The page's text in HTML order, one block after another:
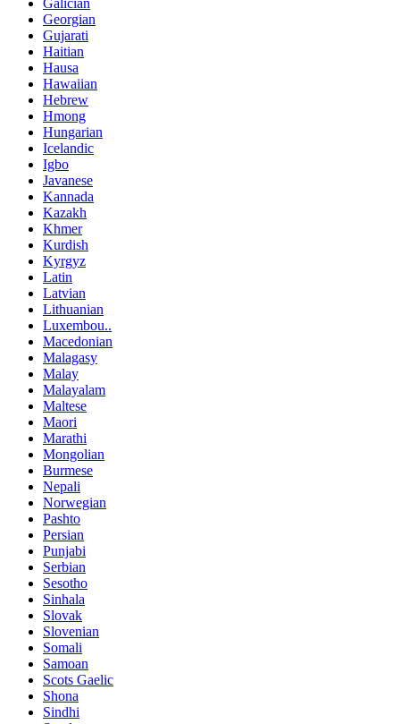
Galician
Georgian
Gujarati
Haitian
Hausa
Hawaiian
Hebrew
Hmong
Hungarian
Icelandic
Igbo
Javanese
Kannada
Kazakh
Khmer
Kurdish
Kyrgyz
Latin
Latvian
Lithuanian
Luxembou..
Macedonian
Malagasy
Malay
Malayalam
Maltese
Maori
Marathi
Mongolian
Burmese
Nepali
Norwegian
Pashto
Persian
Punjabi
Serbian
Sesotho
Sinhala
Slovak
Slovenian
Somali
Samoan
Scots Gaelic
Shona
Sindhi